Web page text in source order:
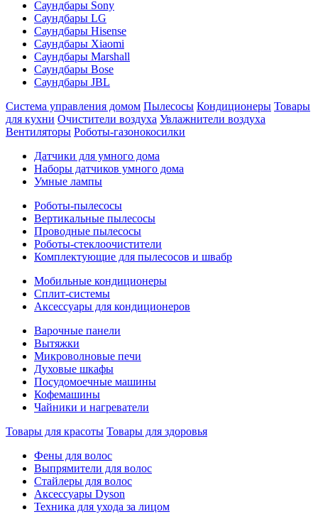
Саундбары Sony
Саундбары LG
Саундбары Hisense
Саундбары Xiaomi
Саундбары Marshall
Саундбары Bose
Саундбары JBL
Система управления домом Пылесосы Кондиционеры Товары
для кухни Очистители воздуха Увлажнители воздуха
Вентиляторы Роботы-газонокосилки
Датчики для умного дома
Наборы датчиков умного дома
Умные лампы
Роботы-пылесосы
Вертикальные пылесосы
Проводные пылесосы
Роботы-стеклоочистители
Комплектующие для пылесосов и швабр
Мобильные кондиционеры
Сплит-системы
Аксессуары для кондиционеров
Варочные панели
Вытяжки
Микроволновые печи
Духовые шкафы
Посудомоечные машины
Кофемашины
Чайники и нагреватели
Товары для красоты Товары для здоровья
Фены для волос
Выпрямители для волос
Стайлеры для волос
Аксессуары Dyson
Техника для ухода за лицом